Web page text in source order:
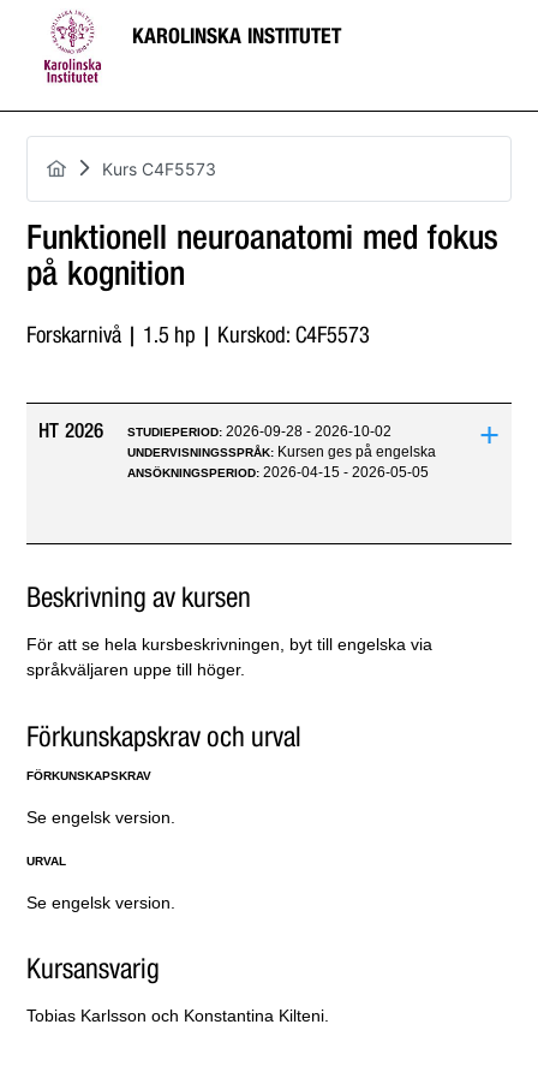
KAROLINSKA INSTITUTET
Kurs C4F5573
Funktionell neuroanatomi med fokus
på kognition
Forskarnivå | 1.5 hp | Kurskod: C4F5573
HT 2026 STUDIEPERIOD:2026-09-28 - 2026-10-02
UNDERVISNINGSSPRÅK: Kursen ges på engelska
ANSÖKNINGSPERIOD:2026-04-15 - 2026-05-05
+
Beskrivning av kursen
För att se hela kursbeskrivningen, byt till engelska via
språkväljaren uppe till höger.
Förkunskapskrav och urval
FÖRKUNSKAPSKRAV
Se engelsk version.
URVAL
Se engelsk version.
Kursansvarig
Tobias Karlsson och Konstantina Kilteni.